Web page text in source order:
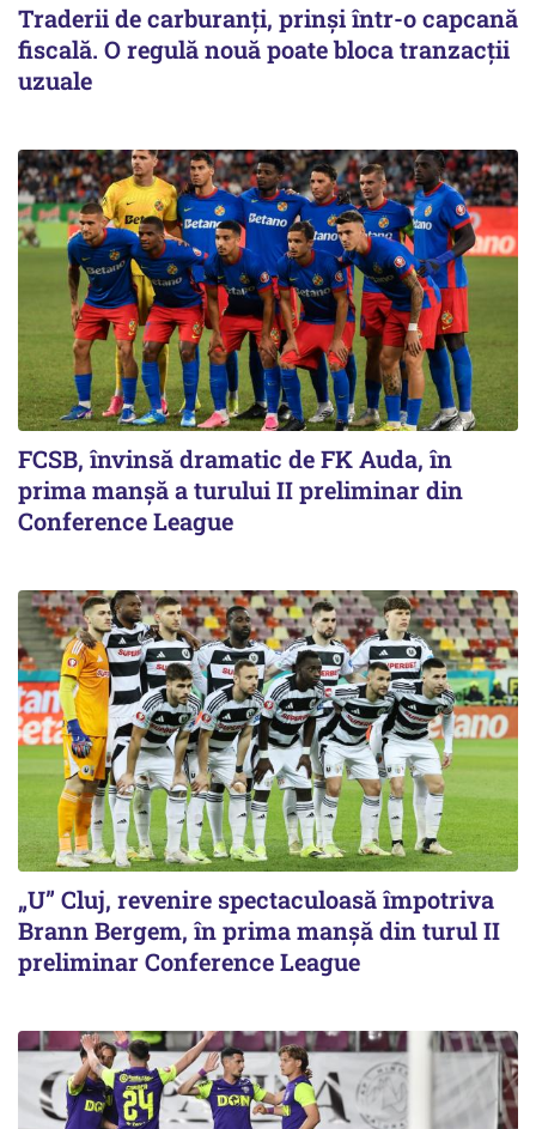
Traderii de carburanți, prinși într-o capcană
fiscală. O regulă nouă poate bloca tranzacții
uzuale
FCSB, învinsă dramatic de FK Auda, în
prima manșă a turului II preliminar din
Conference League
„U” Cluj, revenire spectaculoasă împotriva
Brann Bergem, în prima manșă din turul II
preliminar Conference League